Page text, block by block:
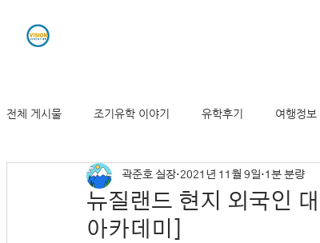
전체 게시물 조기유학 이야기 유학후기 여행정보
뉴질랜드 기사 및 동향
뉴질랜드 현지 외국인
아카데미]
곽준호 실장 2021년 11월 9일 1분 분량